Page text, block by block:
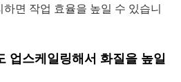
면 작업 효율을 높일 수 있습니
업스케일링해서 화질을 높일